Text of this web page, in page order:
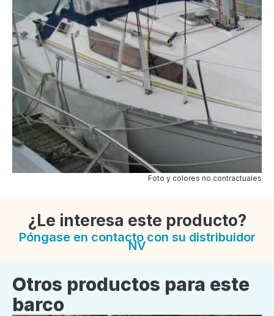
Foto y colores no contractuales
¿Le interesa este producto?
Póngase en contacto con su distribuidor
NV
Otros productos para este
barco